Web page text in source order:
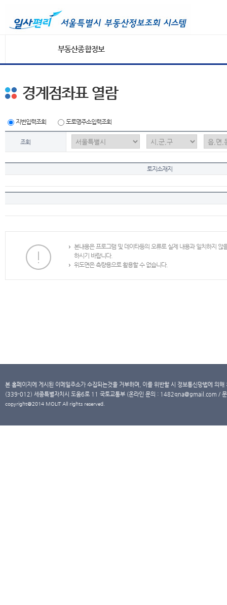
부동산종합정보
경계점좌표 열람
지번입력조회 도로명주소입력조회
조회
토지소재지
본내용은 프로그램 및 데이타등의 오류로 실제 내용과 일치하지
하시기 바랍니다.
위도면은 측량용으로 활용할 수 없습니다.
본 홈페이지에 게시된 이메일주소가 수집되는것을 거부하며, 이를 위반할 시 정보통신망법에 의
(339-012) 세종특별자치시 도움6로 11 국토교통부 (온라인 문의 : 1482qna@gmail.com /
copyright@2014 MOLIT All rights reserved.